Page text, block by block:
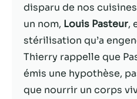
disparu de nos
un nom, Louis Pasteur,
stérilisation qu’a
Thierry rappelle que
émis une hypothèse,
que nourrir un corps